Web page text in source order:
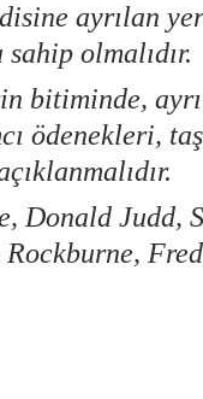
ayrılan
olmalıdır.
bitiminde,
ödenekleri,
Donald Judd,